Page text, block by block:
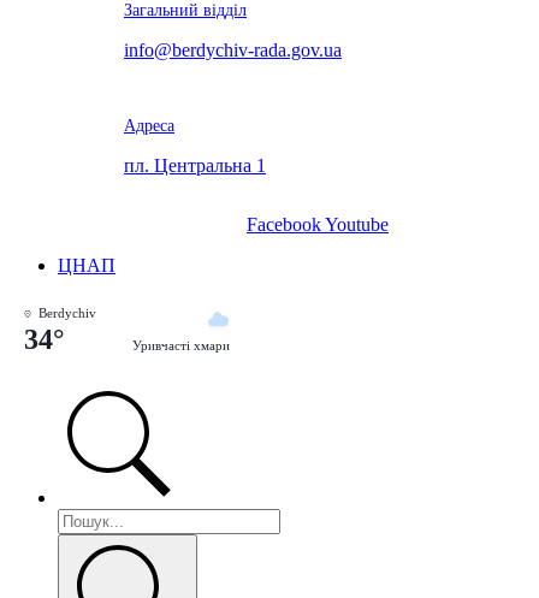
Загальний відділ
info@berdychiv-rada.gov.ua
Адреса
пл. Центральна 1
FacebookYoutube
ЦНАП
Berdychiv
34° Уривчасті хмари